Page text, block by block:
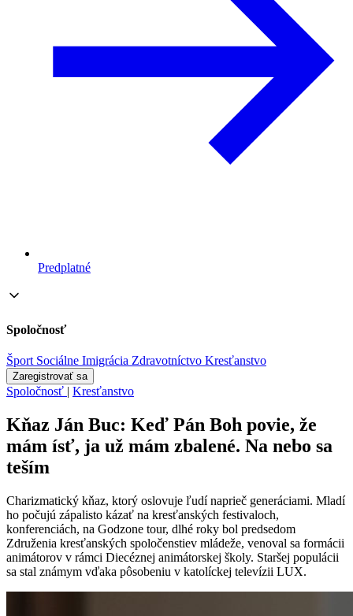
Predplatné
Spoločnosť
Šport Sociálne Imigrácia Zdravotníctvo Kresťanstvo
Zaregistrovať sa
Spoločnosť | Kresťanstvo
Kňaz Ján Buc: Keď Pán Boh povie, že
mám ísť, ja už mám zbalené. Na nebo sa
teším
Charizmatický kňaz, ktorý oslovuje ľudí naprieč generáciami. Mladí
ho počujú zápalisto kázať na kresťanských festivaloch,
konferenciách, na Godzone tour, dlhé roky bol predsedom
Združenia kresťanských spoločenstiev mládeže, venoval sa formácii
animátorov v rámci Diecéznej animátorskej školy. Staršej populácii
sa stal známym vďaka pôsobeniu v katolíckej televízii LUX.